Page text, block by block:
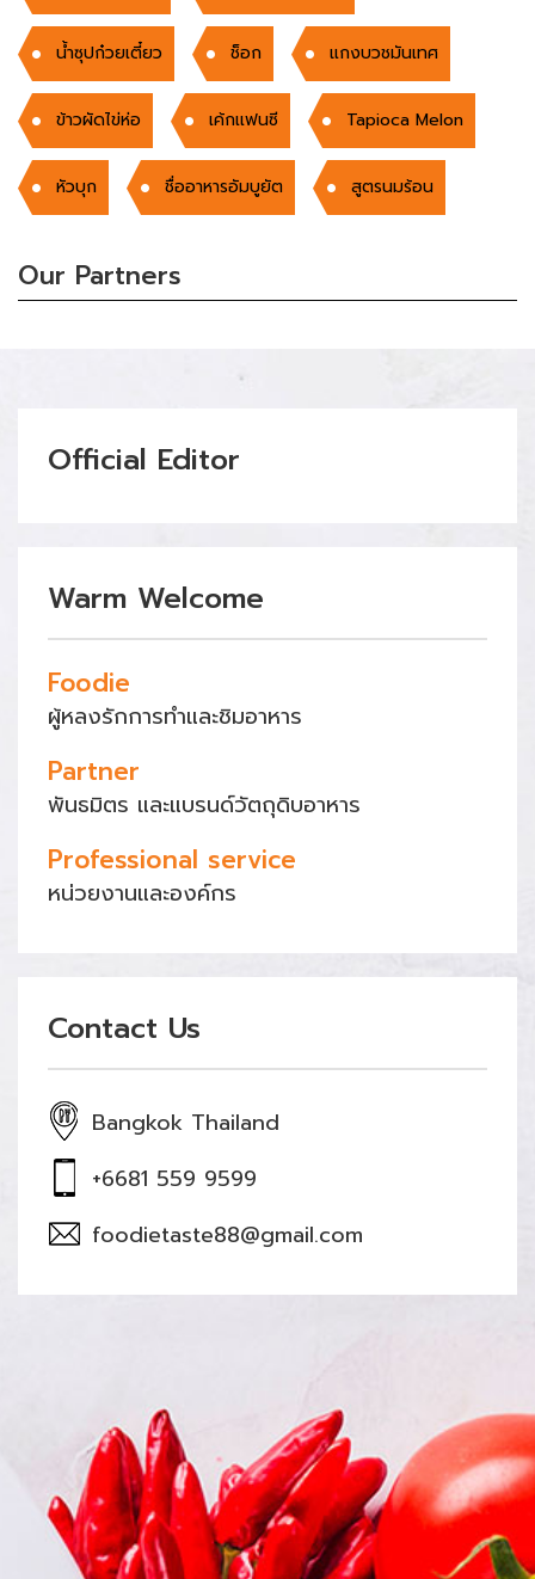
นํ้าซุปก๋วยเตี๋ยว ช็อก แกงบวชมันเทศ
ข้าวผัดไข่ห่อ เค้กเเฟนซี Tapioca Melon
หัวบุก ชื่ออาหารอัมบูยัต สูตรนมร้อน
Our Partners
Official Editor
Warm Welcome
Foodie
ผู้หลงรักการทำและชิมอาหาร
Partner
พันธมิตร และแบรนด์วัตถุดิบอาหาร
Professional service
หน่วยงานและองค์กร
Contact Us
Bangkok Thailand
+6681 559 9599
foodietaste88@gmail.com